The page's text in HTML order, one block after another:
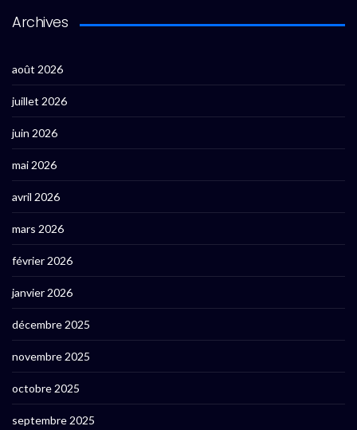
Archives
août 2026
juillet 2026
juin 2026
mai 2026
avril 2026
mars 2026
février 2026
janvier 2026
décembre 2025
novembre 2025
octobre 2025
septembre 2025